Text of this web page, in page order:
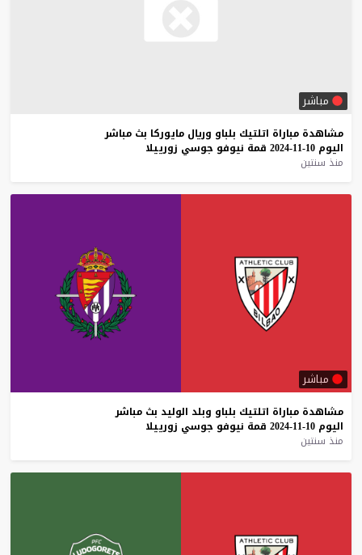
مباشر
مشاهدة مباراة اتلتيك بلباو وريال مايوركا بث مباشر
اليوم 10-11-2024 قمة نيوفو جوسي زورييلا
منذ سنتين
مباشر
مشاهدة مباراة اتلتيك بلباو وبلد الوليد بث مباشر
اليوم 10-11-2024 قمة نيوفو جوسي زورييلا
منذ سنتين